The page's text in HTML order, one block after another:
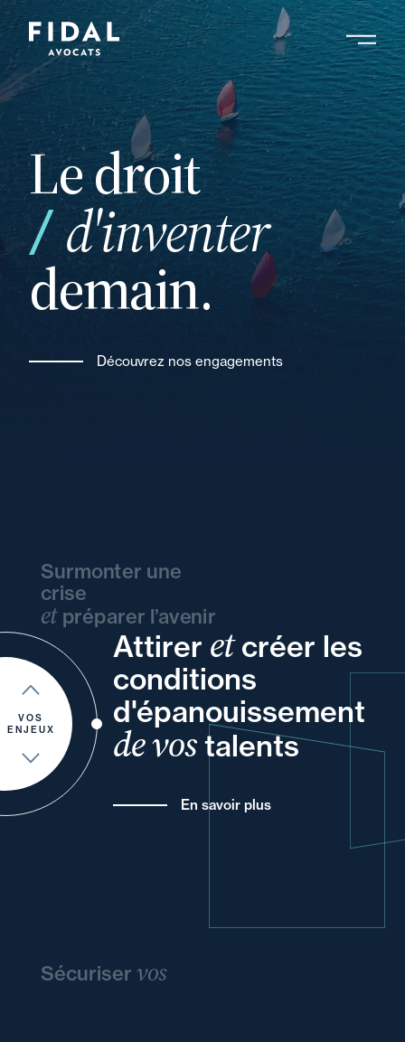
Aller
au
contenu
principalRechercher un mot clé, un professionnel ....
Le droit
d'inventer
demain.
Découvrez nos engagements
VOS
ENJEUX
Surmonter une
crise
etpréparer l’avenir
Attirer etcréer les
conditions
d'épanouissement
de vostalents
En savoir plus
Sécuriser vos
vos
à
votre
vos
de
et votre
vos
votre
pour
de
un
et